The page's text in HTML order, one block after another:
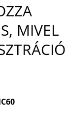
MIVEL